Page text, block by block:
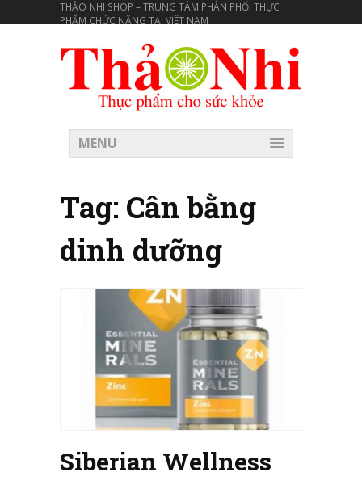
THẢO NHI SHOP – TRUNG TÂM PHÂN PHỐI THỰC
PHẨM CHỨC NĂNG TẠI VIÊT NAM
MENU
Tag: Cân bằng
dinh dưỡng
Siberian Wellness